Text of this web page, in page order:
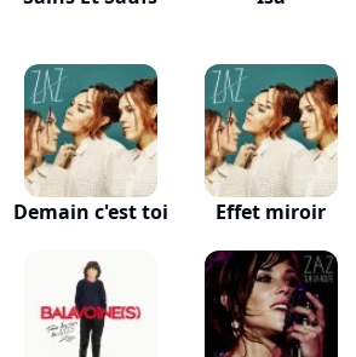
Demain c'est toi Effet miroir